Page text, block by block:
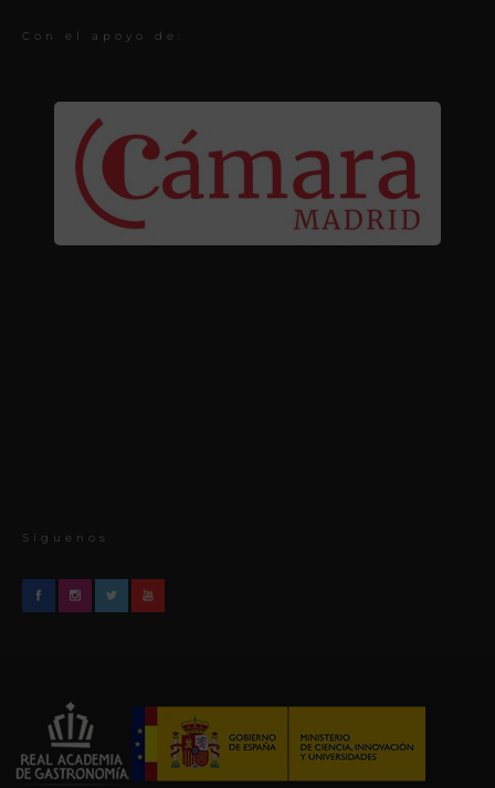
Con el apoyo de:
Síguenos